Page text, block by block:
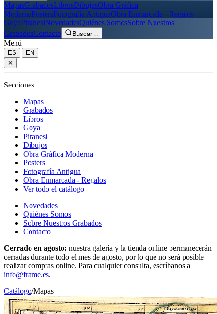
MapasGrabadosLibrosDibujosObra Gráfica
ModernaPostersFotografía AntiguaObra Enmarcada - Regalos
GoyaPiranesiNovedadesQuiénes SomosSobre Nuestros
GrabadosContacto Buscar…
Menú
ES |
EN
✕
Secciones
Mapas
Grabados
Libros
Goya
Piranesi
Dibujos
Obra Gráfica Moderna
Posters
Fotografía Antigua
Obra Enmarcada - Regalos
Ver todo el catálogo
Novedades
Quiénes Somos
Sobre Nuestros Grabados
Contacto
Cerrado en agosto: nuestra galería y la tienda online permanecerán
cerradas durante todo el mes de agosto, por lo que no será posible
realizar compras online. Para cualquier consulta, escríbanos a
info@frame.es.
Catálogo/Mapas